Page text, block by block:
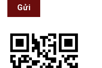
Gửi